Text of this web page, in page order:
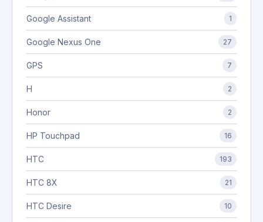
Google Assistant 1
Google Nexus One 27
GPS 7
H 2
Honor 2
HP Touchpad 16
HTC 193
HTC 8X 21
HTC Desire 10